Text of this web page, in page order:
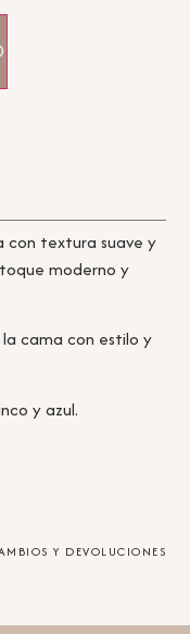
con textura suave y
moderno y
cama con estilo y
y azul.
Y DEVOLUCIONES